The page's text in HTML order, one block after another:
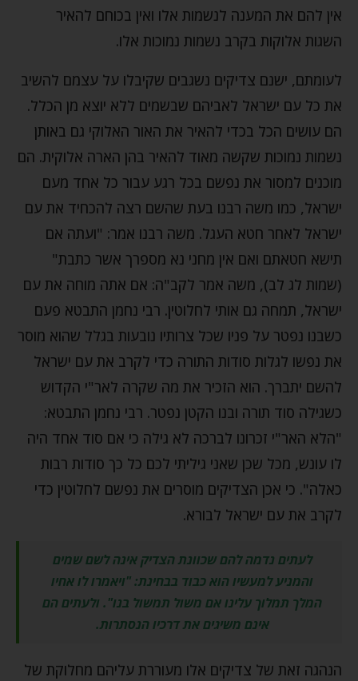
אין להם את המענה לנשמות אלו ואין בכוחם להאיר
השגות אלוקות בקרב נשמות נמוכות אלו.
לעומתם, ישנם צדיקים נשגבים שקיבלו על עצמם להשיב
את כל עם ישראל לאביהם שבשמים ללא יוצא מן הכלל.
הם עושים הכל בכדי להאיר את האור האלוקי גם באותן
נשמות נמוכות שקשה מאוד להאיר בהן הארה אלוקית. הם
מוכנים למסור את נפשם בכל רגע עבור כל אחד מעם
ישראל, כמו משה רבנו בעת שהשם רצה להכחיד את עם
ישראל לאחר חטא העגל. משה רבנו אמר: "ועתה אם
תישא חטאתם ואם אין מחני נא מספרך אשר כתבת"
(שמות לג לב), משה אמר לקב"ה: אם אתה מוחה את עם
ישראל, תמחה גם אותי לחלוטין. רבי נחמן התבטא פעם
כשבנו נפטר על פניו שכל צרותיו נובעות בגלל שהוא מוסר
את נפשו לגלות סודות התורה כדי לקרב את עם ישראל
להשם יתברך. הוא הזכיר את מה שקרה לאר"י הקדוש
כשגילה סוד תורה ובנו הקטן נפטר. רבי נחמן התבטא:
"הלא האר"י זכרונו לברכה לא גילה כי אם סוד אחד היה
לו עונש, מכל שכן שאני גיליתי לכם כל כך סודות רבות
כאלה". כי אכן הצדיקים מוסרים את נפשם לחלוטין כדי
לקרב את עם ישראל לבורא.
לעתים נדמה להם שכוונת הצדיק אינה לשם שמים
והמניע למעשיו הוא כבוד בבחינת: "ויאמרו לו אחיו
המלך תמלוך עלינו אם משול תמשול בנו". ולעתים הם
אינם משיגים את דרכיו הנסתרות.
הנהגה זאת של צדיקים אלו מעוררת עליהם מחלוקת של